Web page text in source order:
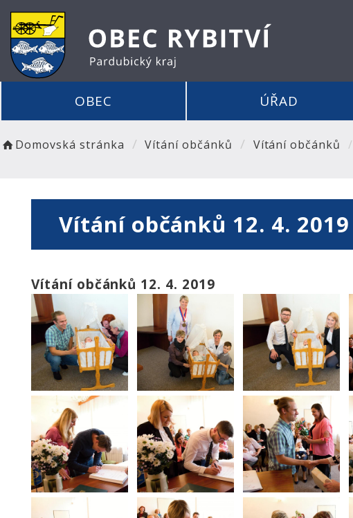
OBEC ÚŘAD
Domovská stránka Vítání občánků Vítání občánků
Vítání občánků 12. 4. 2019
Vítání občánků 12. 4. 2019